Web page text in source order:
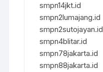
smpn14jkt.id
smpn2lumajang.id
smpn2sutojayan.id
smpn4blitar.id
smpn78jakarta.id
smpn88jakarta.id